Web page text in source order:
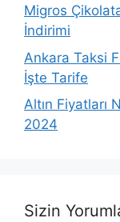
Migros
İndirimi
Ankara Taksi
İşte Tarife
Altın Fiyatları
2024
Sizin